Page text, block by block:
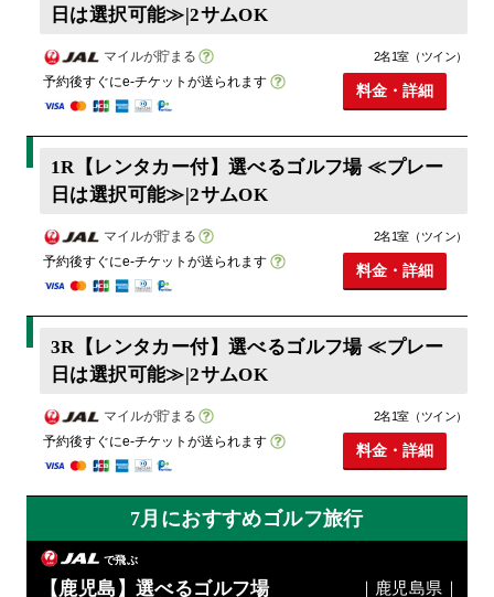
日は選択可能≫|2サムOK
マイルが貯まる
予約後すぐにe-チケットが送られます
2名1室（ツイン）
料金・詳細
1R【レンタカー付】選べるゴルフ場 ≪プレー
日は選択可能≫|2サムOK
マイルが貯まる
予約後すぐにe-チケットが送られます
2名1室（ツイン）
料金・詳細
3R【レンタカー付】選べるゴルフ場 ≪プレー
日は選択可能≫|2サムOK
マイルが貯まる
予約後すぐにe-チケットが送られます
2名1室（ツイン）
料金・詳細
7月におすすめゴルフ旅行
で飛ぶ
【鹿児島】選べるゴルフ場 ｜鹿児島県｜